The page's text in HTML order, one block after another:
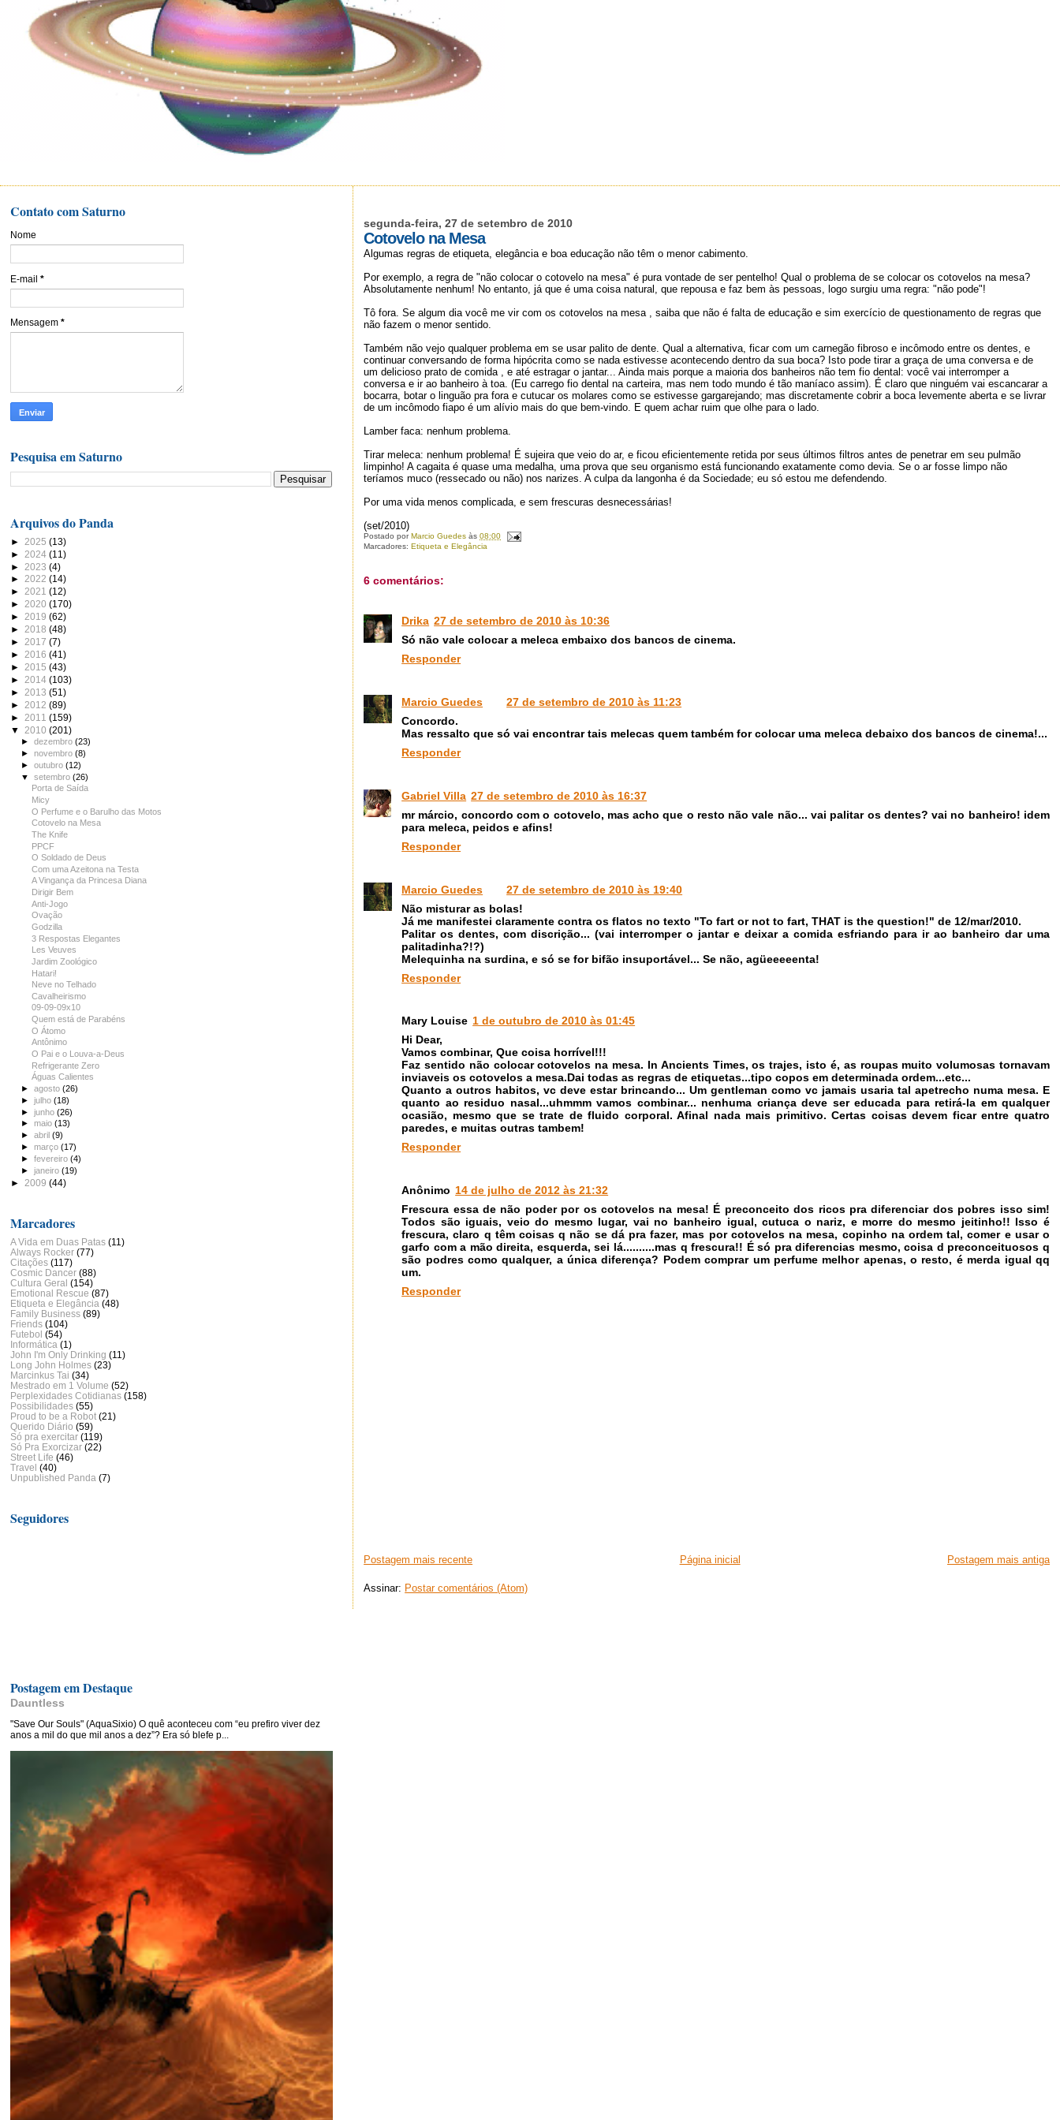
segunda-feira, 27 de setembro de 2010
Cotovelo na Mesa
Algumas regras de etiqueta, elegância e boa educação não têm o menor cabimento.
Por exemplo, a regra de "não colocar o cotovelo na mesa" é pura vontade de ser pentelho! Qual o problema de se colocar os cotovelos na mesa?
Absolutamente nenhum! No entanto, já que é uma coisa natural, que repousa e faz bem às pessoas, logo surgiu uma regra: "não pode"!
Tô fora. Se algum dia você me vir com os cotovelos na mesa , saiba que não é falta de educação e sim exercício de questionamento de regras que
não fazem o menor sentido.
Também não vejo qualquer problema em se usar palito de dente. Qual a alternativa, ficar com um carnegão fibroso e incômodo entre os dentes, e
continuar conversando de forma hipócrita como se nada estivesse acontecendo dentro da sua boca? Isto pode tirar a graça de uma conversa e de
um delicioso prato de comida , e até estragar o jantar... Ainda mais porque a maioria dos banheiros não tem fio dental: você vai interromper a
conversa e ir ao banheiro à toa. (Eu carrego fio dental na carteira, mas nem todo mundo é tão maníaco assim). É claro que ninguém vai escancarar a
bocarra, botar o linguão pra fora e cutucar os molares como se estivesse gargarejando; mas discretamente cobrir a boca levemente aberta e se livrar
de um incômodo fiapo é um alívio mais do que bem-vindo. E quem achar ruim que olhe para o lado.
Lamber faca: nenhum problema.
Tirar meleca: nenhum problema! É sujeira que veio do ar, e ficou eficientemente retida por seus últimos filtros antes de penetrar em seu pulmão
limpinho! A cagaita é quase uma medalha, uma prova que seu organismo está funcionando exatamente como devia. Se o ar fosse limpo não
teríamos muco (ressecado ou não) nos narizes. A culpa da langonha é da Sociedade; eu só estou me defendendo.
Por uma vida menos complicada, e sem frescuras desnecessárias!
(set/2010)
Postado porMarcio Guedes às08:00
Marcadores:Etiqueta e Elegância
6 comentários:
Drika 27 de setembro de 2010 às 10:36
Só não vale colocar a meleca embaixo dos bancos de cinema.
Responder
Marcio Guedes
27 de setembro de 2010 às 11:23
Concordo.
Mas ressalto que só vai encontrar tais melecas quem também for colocar uma meleca debaixo dos bancos de cinema!...
Responder
Gabriel Villa 27 de setembro de 2010 às 16:37
mr márcio, concordo com o cotovelo, mas acho que o resto não vale não... vai palitar os dentes? vai no banheiro! idem
para meleca, peidos e afins!
Responder
Marcio Guedes
27 de setembro de 2010 às 19:40
Não misturar as bolas!
Já me manifestei claramente contra os flatos no texto "To fart or not to fart, THAT is the question!" de 12/mar/2010.
Palitar os dentes, com discrição... (vai interromper o jantar e deixar a comida esfriando para ir ao banheiro dar uma
palitadinha?!?)
Melequinha na surdina, e só se for bifão insuportável... Se não, agüeeeeenta!
Responder
Mary Louise 1 de outubro de 2010 às 01:45
Hi Dear,
Vamos combinar, Que coisa horrível!!!
Faz sentido não colocar cotovelos na mesa. In Ancients Times, os trajes, isto é, as roupas muito volumosas tornavam
inviaveis os cotovelos a mesa.Dai todas as regras de etiquetas...tipo copos em determinada ordem...etc...
Quanto a outros habitos, vc deve estar brincando... Um gentleman como vc jamais usaria tal apetrecho numa mesa. E
quanto ao residuo nasal...uhmmm vamos combinar... nenhuma criança deve ser educada para retirá-la em qualquer
ocasião, mesmo que se trate de fluido corporal. Afinal nada mais primitivo. Certas coisas devem ficar entre quatro
paredes, e muitas outras tambem!
Responder
Anônimo 14 de julho de 2012 às 21:32
Frescura essa de não poder por os cotovelos na mesa! É preconceito dos ricos pra diferenciar dos pobres isso sim!
Todos são iguais, veio do mesmo lugar, vai no banheiro igual, cutuca o nariz, e morre do mesmo jeitinho!! Isso é
frescura, claro q têm coisas q não se dá pra fazer, mas por cotovelos na mesa, copinho na ordem tal, comer e usar o
garfo com a mão direita, esquerda, sei lá..........mas q frescura!! É só pra diferencias mesmo, coisa d preconceituosos q
são podres como qualquer, a única diferença? Podem comprar um perfume melhor apenas, o resto, é merda igual qq
um.
Responder
Postagem mais recente Postagem mais antiga
Página inicial
Assinar: Postar comentários (Atom)
Contato com Saturno
Nome
E-mail *
Mensagem *
Pesquisa em Saturno
Arquivos do Panda
► 2025 (13)
► 2024 (11)
► 2023 (4)
► 2022 (14)
► 2021 (12)
► 2020 (170)
► 2019 (62)
► 2018 (48)
► 2017 (7)
► 2016 (41)
► 2015 (43)
► 2014 (103)
► 2013 (51)
► 2012 (89)
► 2011 (159)
▼ 2010 (201)
►dezembro(23)
►novembro(8)
►outubro(12)
▼setembro(26)
Porta de Saída
Micy
O Perfume e o Barulho das Motos
Cotovelo na Mesa
The Knife
PPCF
O Soldado de Deus
Com uma Azeitona na Testa
A Vingança da Princesa Diana
Dirigir Bem
Anti-Jogo
Ovação
Godzilla
3 Respostas Elegantes
Les Veuves
Jardim Zoológico
Hatari!
Neve no Telhado
Cavalheirismo
09-09-09x10
Quem está de Parabéns
O Átomo
Antônimo
O Pai e o Louva-a-Deus
Refrigerante Zero
Águas Calientes
►agosto(26)
►julho(18)
►junho(26)
►maio(13)
►abril(9)
►março(17)
►fevereiro(4)
►janeiro(19)
► 2009 (44)
Marcadores
A Vida em Duas Patas (11)
Always Rocker (77)
Citações (117)
Cosmic Dancer (88)
Cultura Geral (154)
Emotional Rescue (87)
Etiqueta e Elegância (48)
Family Business (89)
Friends (104)
Futebol (54)
Informática (1)
John I'm Only Drinking (11)
Long John Holmes (23)
Marcinkus Tai (34)
Mestrado em 1 Volume (52)
Perplexidades Cotidianas (158)
Possibilidades (55)
Proud to be a Robot (21)
Querido Diário (59)
Só pra exercitar (119)
Só Pra Exorcizar (22)
Street Life (46)
Travel (40)
Unpublished Panda (7)
Seguidores
Postagem em Destaque
Dauntless
"Save Our Souls" (AquaSixio) O quê aconteceu com “eu prefiro viver dez
anos a mil do que mil anos a dez”? Era só blefe p...